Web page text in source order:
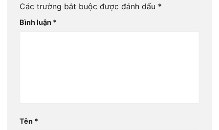
Các trường bắt buộc được đánh dấu *
Bình luận *
Tên *